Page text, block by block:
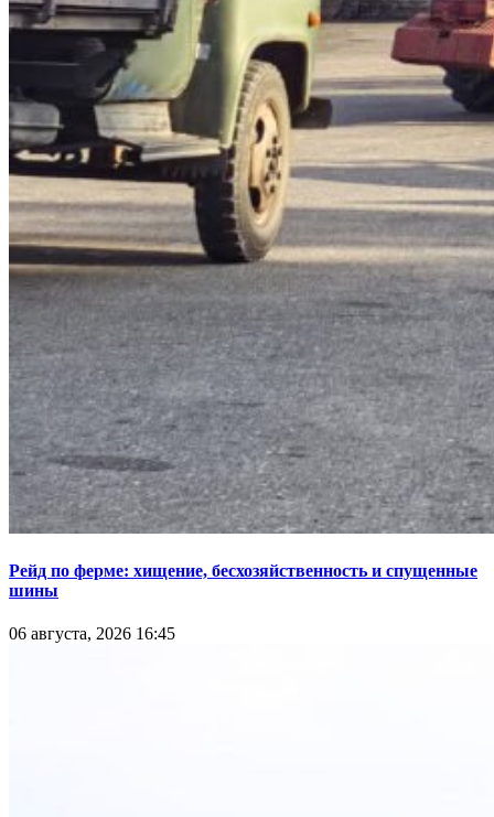
Рейд по ферме: хищение, бесхозяйственность и спущенные
шины
06 августа, 2026 16:45